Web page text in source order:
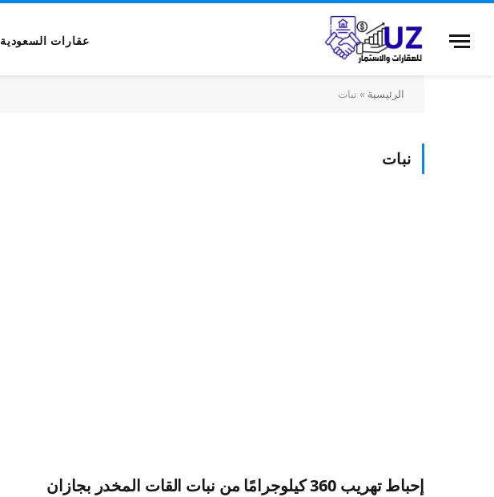
عقارات السعودية
الرئيسية » نبات
نبات
إحباط تهريب 360 كيلوجرامًا من نبات القات المخدر بجازان